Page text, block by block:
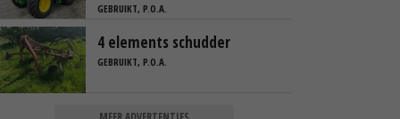
GEBRUIKT, P.O.A.
4 elements schudder
GEBRUIKT, P.O.A.